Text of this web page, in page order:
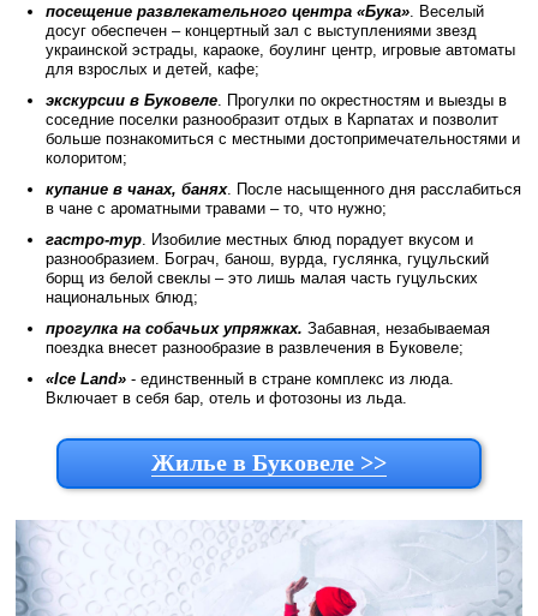
посещение развлекательного центра «Бука» . Веселый
досуг обеспечен – концертный зал с выступлениями звезд
украинской эстрады, караоке, боулинг центр, игровые автоматы
для взрослых и детей, кафе;
экскурсии в Буковеле . Прогулки по окрестностям и выезды в
соседние поселки разнообразит отдых в Карпатах и позволит
больше познакомиться с местными достопримечательностями и
колоритом;
купание в чанах, банях. После насыщенного дня расслабиться
в чане с ароматными травами – то, что нужно;
гастро-тур . Изобилие местных блюд порадует вкусом и
разнообразием. Бограч, банош, вурда, гуслянка, гуцульский
борщ из белой свеклы – это лишь малая часть гуцульских
национальных блюд;
прогулка на собачьих упряжках. Забавная, незабываемая
поездка внесет разнообразие в развлечения в Буковеле;
«Ice Land» - единственный в стране комплекс из люда.
Включает в себя бар, отель и фотозоны из льда.
Жилье в Буковеле >>